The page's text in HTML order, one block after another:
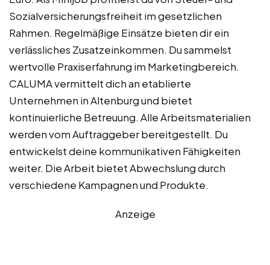
Sozialversicherungsfreiheit im gesetzlichen
Rahmen. Regelmäßige Einsätze bieten dir ein
verlässliches Zusatzeinkommen. Du sammelst
wertvolle Praxiserfahrung im Marketingbereich.
CALUMA vermittelt dich an etablierte
Unternehmen in Altenburg und bietet
kontinuierliche Betreuung. Alle Arbeitsmaterialien
werden vom Auftraggeber bereitgestellt. Du
entwickelst deine kommunikativen Fähigkeiten
weiter. Die Arbeit bietet Abwechslung durch
verschiedene Kampagnen und Produkte.
Anzeige